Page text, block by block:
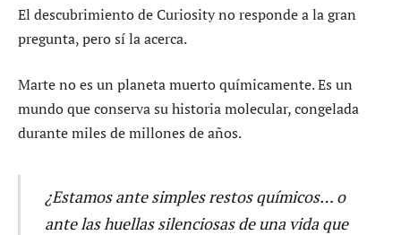
El descubrimiento de Curiosity no responde a la gran
pregunta, pero sí la acerca.
Marte no es un planeta muerto químicamente. Es un
mundo que conserva su historia molecular, congelada
durante miles de millones de años.
¿Estamos ante simples restos químicos… o
ante las huellas silenciosas de una vida que